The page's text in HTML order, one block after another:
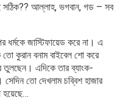
সঠিক?? আল্লাহ, ভগবান, গড – সব
জাস্টিফায়েড করে না। এ
কুরান বনাম বাইবেল শো করে
তুলছেন। এদিকে তার ব্যাংক-
তো দেখলাম চব্বিশ হাজার
হয়েছে…